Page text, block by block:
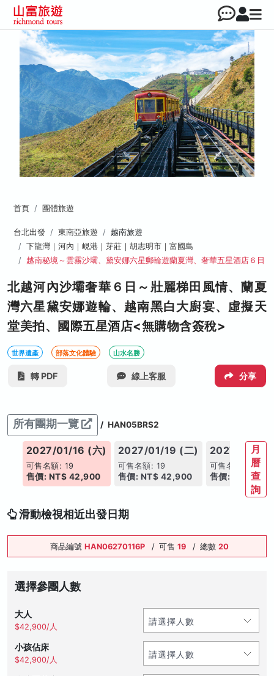
首頁 團體旅遊
台北出發 東南亞旅遊
越南旅遊
下龍灣｜河內｜峴港｜芽莊｜胡志明市｜富國島
越南秘境～雲霧沙壩、黛安娜六星郵輪遊蘭夏灣、奢華五星酒店６日
北越河內沙壩奢華６日～壯麗梯田風情、蘭夏
灣六星黛安娜遊輪、越南黑白大廚宴、虛擬天
堂美拍、國際五星酒店<無購物含簽稅>
世界遺產 部落文化體驗 山水名勝
轉 PDF 線上客服 分享
所有團期一覽 / HAN05BRS2
2027/01/16 (六)
可售名額: 19
售價: NT$ 42,900
2027/01/19 (二)
可售名額: 19
售價: NT$ 42,900
2027/01/23
可售名額: 19
售價: NT$
月
曆
查
詢
滑動檢視相近出發日期
商品編號 HAN06270116P / 可售 19 / 總數 20
選擇參團人數
大人
$42,900/人
小孩佔床
$42,900/人